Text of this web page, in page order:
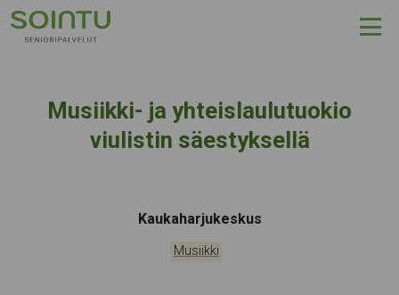
Hyppää sisältöön
Musiikki- ja yhteislaulutuokio
viulistin säestyksellä
Tapahtumapaikka:
Kaukaharjukeskus
Kategoriat:
Musiikki